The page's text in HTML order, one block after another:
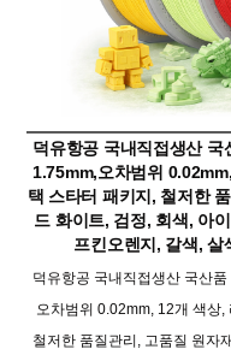
덕유항공 국내직접생산 국
1.75mm,오차범위
택 스타터 패키지, 철저한
드 화이트, 검정, 회색, 아
프킨오렌지, 갈색, 살
덕유항공 국내직접생산 국산
오차범위 0.02mm, 12개 색상,
철저한 품질관리, 고품질 원자